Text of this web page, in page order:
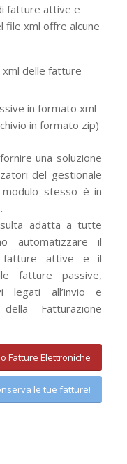
fatture attive e
file xml offre alcune
xml delle fatture
in formato xml
in formato zip)
una soluzione
del gestionale
modulo stesso è in
adatta a tutte
automatizzare il
fatture attive e il
fatture passive,
legati all’invio e
Fatturazione
Fatture Elettroniche
le tue fatture!